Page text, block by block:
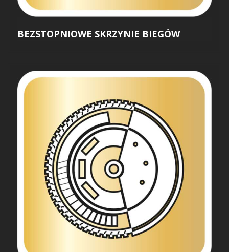
BEZSTOPNIOWE SKRZYNIE BIEGÓW